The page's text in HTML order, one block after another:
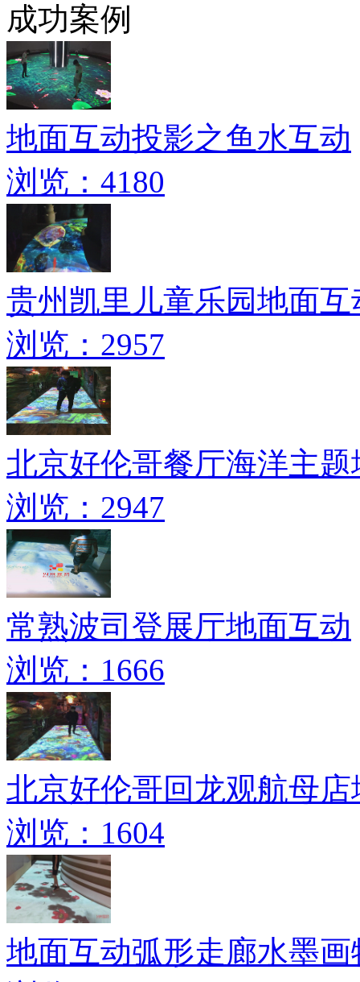
成功案例
地面互动投影之鱼水互动
浏览：4180
贵州凯里儿童乐园地面互
浏览：2957
北京好伦哥餐厅海洋主
浏览：2947
常熟波司登展厅地面互动
浏览：1666
北京好伦哥回龙观航母
浏览：1604
地面互动弧形走廊水墨画